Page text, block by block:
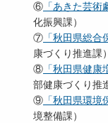
⑥ 「あきた芸術
化振興課）
⑦ 「秋田県総合
康づくり推進課）
⑧ 「秋田県健康
部健康づくり推
⑨ 「秋田県環境
境整備課）